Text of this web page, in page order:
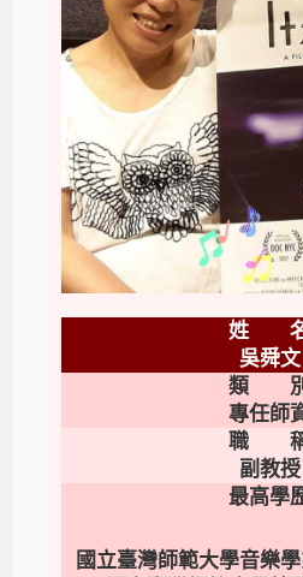
姓
吳舜文
類 別
專任師
職
副教授
最高學
國立臺灣師範大學音樂